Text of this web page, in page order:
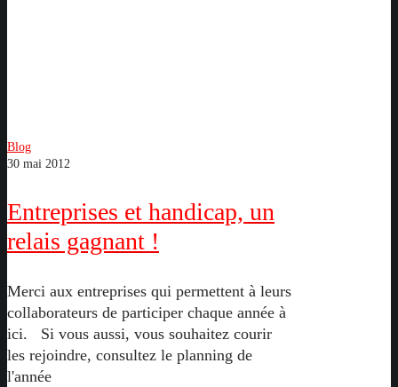
Entreprises
et
un
relais
gagnant
Blog
30 mai 2012
Entreprises et handicap, un
relais gagnant !
Merci aux entreprises qui permettent à leurs
collaborateurs de participer chaque année à
ici. Si vous aussi, vous souhaitez courir
les rejoindre, consultez le planning de
l'année